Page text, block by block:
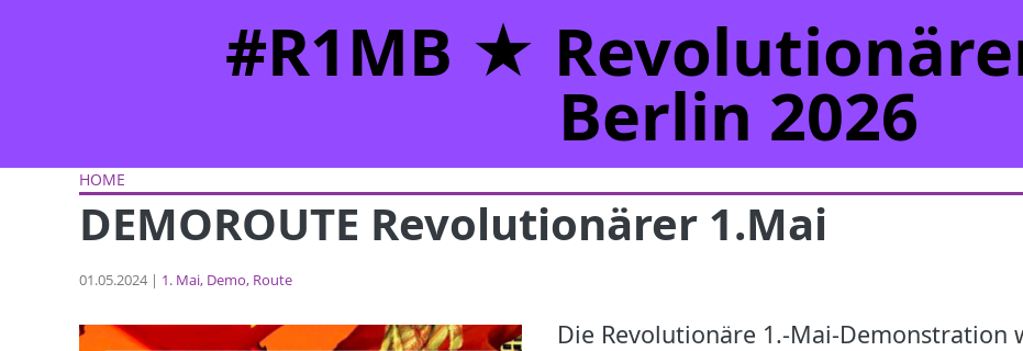
#R1MB ★
Berlin 2026
HOME
DEMOROUTE Revolutionärer 1.Mai
01.05.2024 | 1. Mai Demo Route
Die Revolutionäre 1.-Mai-Demonstration